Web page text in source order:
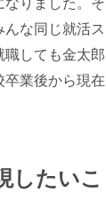
な同じ就活
しても金太
業後から現
したい